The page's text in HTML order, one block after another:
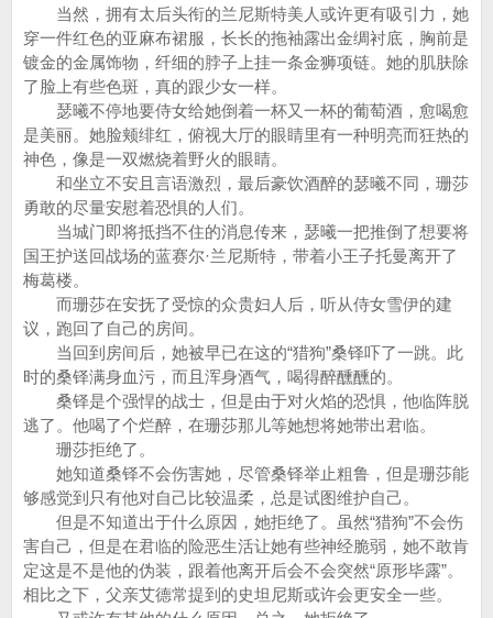
当然，拥有太后头衔的兰尼斯特美人或许更有吸引力，她
穿一件红色的亚麻布裙服，长长的拖袖露出金绸衬底，胸前是
镀金的金属饰物，纤细的脖子上挂一条金狮项链。她的肌肤除
了脸上有些色斑，真的跟少女一样。
瑟曦不停地要侍女给她倒着一杯又一杯的葡萄酒，愈喝愈
是美丽。她脸颊绯红，俯视大厅的眼睛里有一种明亮而狂热的
神色，像是一双燃烧着野火的眼睛。
和坐立不安且言语激烈，最后豪饮酒醉的瑟曦不同，珊莎
勇敢的尽量安慰着恐惧的人们。
当城门即将抵挡不住的消息传来，瑟曦一把推倒了想要将
国王护送回战场的蓝赛尔·兰尼斯特，带着小王子托曼离开了
梅葛楼。
而珊莎在安抚了受惊的众贵妇人后，听从侍女雪伊的建
议，跑回了自己的房间。
当回到房间后，她被早已在这的“猎狗”桑铎吓了一跳。此
时的桑铎满身血污，而且浑身酒气，喝得醉醺醺的。
桑铎是个强悍的战士，但是由于对火焰的恐惧，他临阵脱
逃了。他喝了个烂醉，在珊莎那儿等她想将她带出君临。
珊莎拒绝了。
她知道桑铎不会伤害她，尽管桑铎举止粗鲁，但是珊莎能
够感觉到只有他对自己比较温柔，总是试图维护自己。
但是不知道出于什么原因，她拒绝了。虽然“猎狗”不会伤
害自己，但是在君临的险恶生活让她有些神经脆弱，她不敢肯
定这是不是他的伪装，跟着他离开后会不会突然“原形毕露”。
相比之下，父亲艾德常提到的史坦尼斯或许会更安全一些。